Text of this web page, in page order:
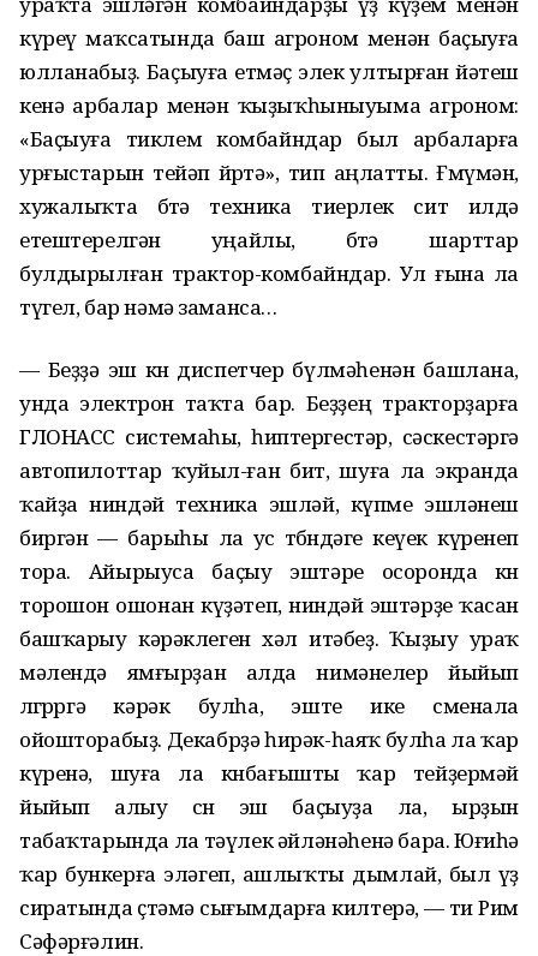
күреү маҡсатында баш агроном менән баҫыуға
юлланабыҙ. Баҫыуға етмәҫ элек ултырған йәтеш
кенә арбалар менән ҡыҙыҡһыныуыма агроном:
«Баҫыуға тиклем комбайндар был арбаларға
урғыстарын тейәп йөрөтә», тип аңлатты. Ғөмүмән,
хужалыҡта бөтә техника тиерлек сит илдә
етештерелгән уңайлы, бөтә шарттар
булдырылған трактор-комбайндар. Ул ғына ла
түгел, бар нәмә заманса…
— Беҙҙә эш көнө диспетчер бүлмәһенән башлана,
унда электрон таҡта бар. Беҙҙең тракторҙарға
ГЛОНАСС системаһы, һиптергестәр, сәскестәргә
автопилоттар ҡуйыл-ған бит, шуға ла экранда
ҡайҙа ниндәй техника эшләй, күпме эшләнеш
биргән — барыһы ла ус төбөндәге кеүек күренеп
тора. Айырыуса баҫыу эштәре осоронда көн
торошон ошонан күҙәтеп, ниндәй эштәрҙе ҡасан
башҡарыу кәрәклеген хәл итәбеҙ. Ҡыҙыу ураҡ
мәлендә ямғырҙан алда нимәнелер йыйып
өлгөрөргә кәрәк булһа, эште ике сменала
ойошторабыҙ. Декабрҙә һирәк-һаяҡ булһа ла ҡар
күренә, шуға ла көнбағышты ҡар тейҙермәй
йыйып алыу өсөн эш баҫыуҙа ла, ырҙын
табаҡтарында ла тәүлек әйләнәһенә бара. Юғиһә
ҡар бункерға эләгеп, ашлыҡты дымлай, был үҙ
сиратында өҫтәмә сығымдарға килтерә, — ти Рим
Сәфәрғәлин.